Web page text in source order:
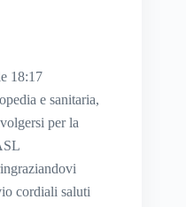
18:17
e sanitaria,
per la
cordiali saluti